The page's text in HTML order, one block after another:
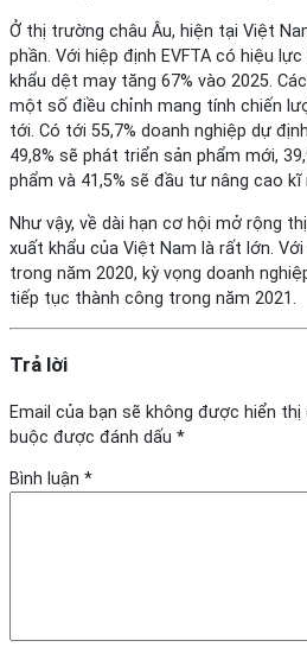
Ở thị trường châu Âu, hiện tại Việt
phần. Với hiệp định EVFTA có hiệu
khẩu dệt may tăng 67% vào 2025.
một số điều chỉnh mang tính chiến
tới. Có tới 55,7% doanh nghiệp dự
49,8% sẽ phát triển sản phẩm mới,
phẩm và 41,5% sẽ đầu tư nâng cao kĩ
Như vậy, về dài hạn cơ hội mở rộng
xuất khẩu của Việt Nam là rất lớn.
trong năm 2020, kỳ vọng doanh
tiếp tục thành công trong năm 2021.
Trả lời
Email của bạn sẽ không được hiển thị
buộc được đánh dấu *
Bình luận *